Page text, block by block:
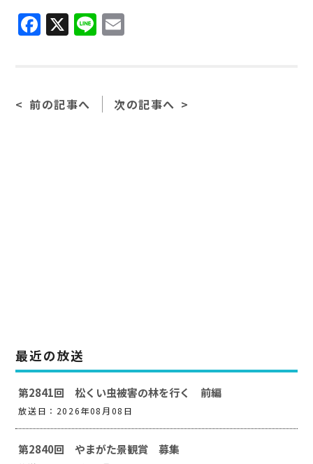
Facebook
X Line
前の記事へ 次の記事へ
最近の放送
第2841回 松くい虫被害の林を行く 前編
放送日：2026年08月08日
第2840回 やまがた景観賞 募集